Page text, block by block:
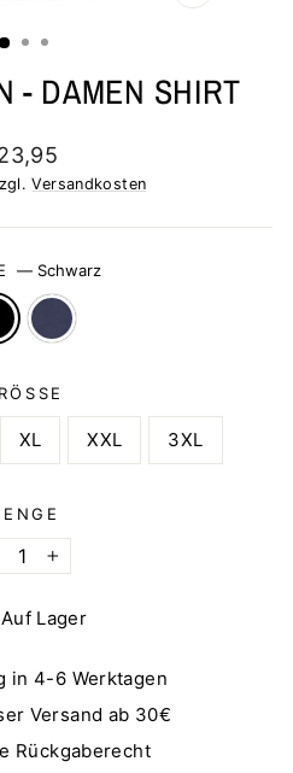
- DAMEN SHIRT
Versandkosten
— Schwarz
XL XXL 3XL
+
Auf Lager
in 4-6 Werktagen
Versand ab 30€
Rückgaberecht